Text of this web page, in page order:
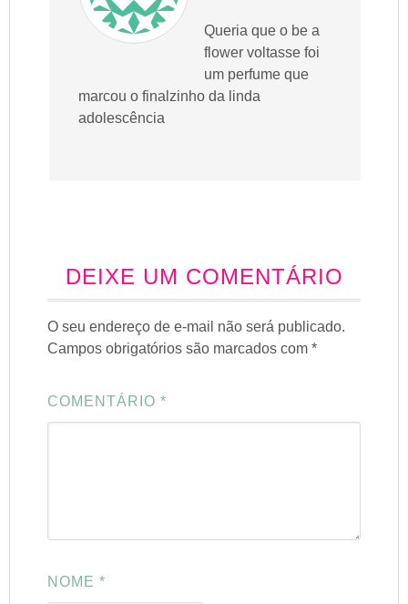
Queria que o be a
flower voltasse foi
um perfume que
marcou o finalzinho da linda
adolescência
DEIXE UM COMENTÁRIO
O seu endereço de e-mail não será publicado.
Campos obrigatórios são marcados com*
COMENTÁRIO*
NOME*